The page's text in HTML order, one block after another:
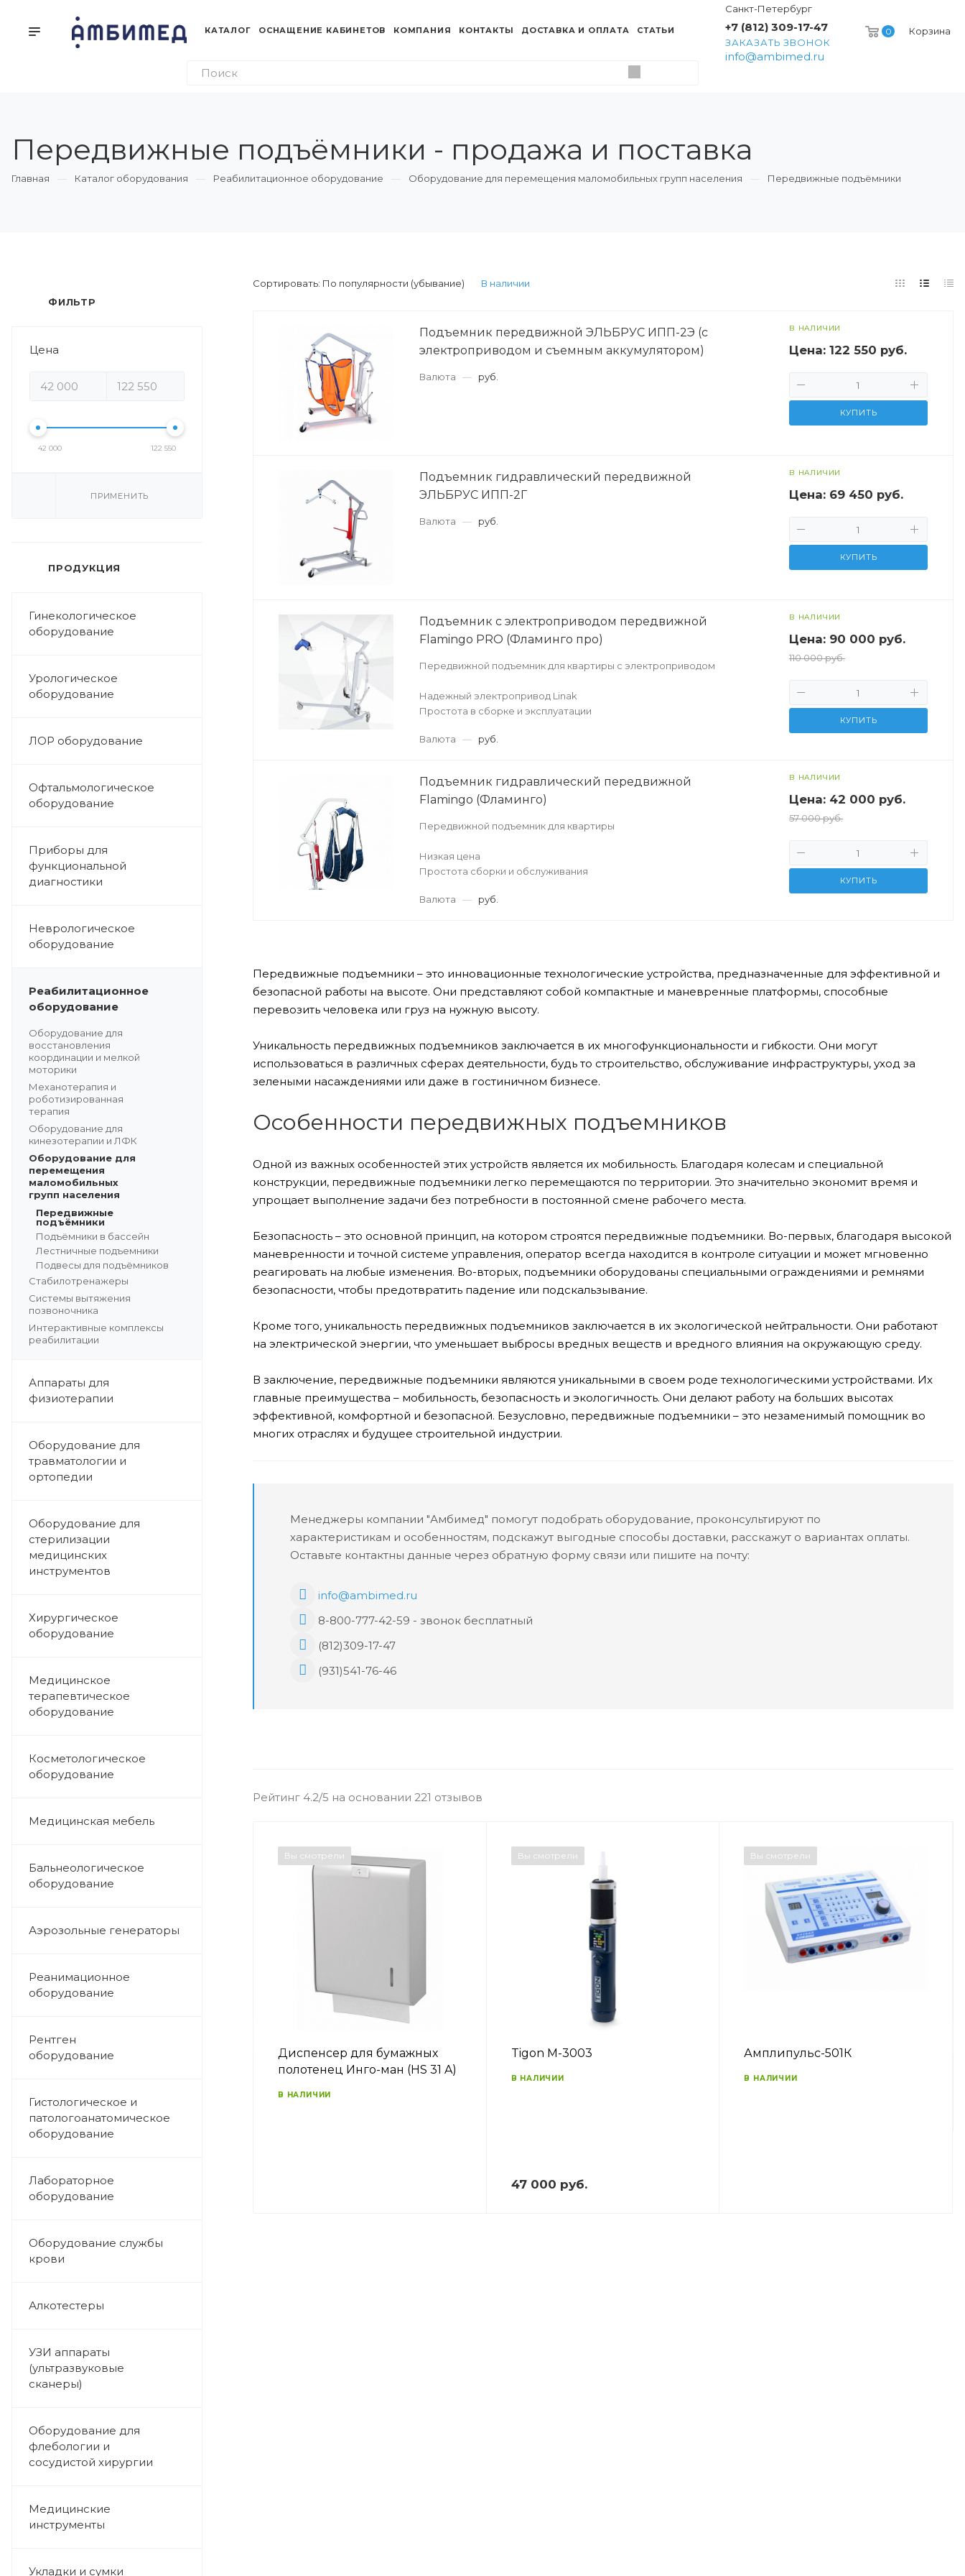
0 Корзина
Санкт-Петербург
+7 (812) 309-17-47
ЗАКАЗАТЬ ЗВОНОК
info@ambimed.ru
КАТАЛОГ ОСНАЩЕНИЕ КАБИНЕТОВ КОМПАНИЯ КОНТАКТЫ ДОСТАВКА И ОПЛАТА СТАТЬИ
Передвижные подъёмники - продажа и поставка
Главная Каталог оборудования Реабилитационное оборудование Оборудование для перемещения маломобильных групп населения Передвижные подъёмники
ФИЛЬТР
Цена
42 000 122 550
ПРИМЕНИТЬ
ПРОДУКЦИЯ
Гинекологическое
оборудование
Урологическое
оборудование
ЛОР оборудование
Офтальмологическое
оборудование
Приборы для
функциональной
диагностики
Неврологическое
оборудование
Реабилитационное
оборудование
Оборудование для
восстановления
координации и мелкой
моторики
Механотерапия и
роботизированная
терапия
Оборудование для
кинезотерапии и ЛФК
Оборудование для
перемещения
маломобильных
групп населения
Передвижные
подъёмники
Подъёмники в бассейн
Лестничные подъемники
Подвесы для подъёмников
Стабилотренажеры
Системы вытяжения
позвоночника
Интерактивные комплексы
реабилитации
Аппараты для
физиотерапии
Оборудование для
травматологии и
ортопедии
Оборудование для
стерилизации
медицинских
инструментов
Хирургическое
оборудование
Медицинское
терапевтическое
оборудование
Косметологическое
оборудование
Медицинская мебель
Бальнеологическое
оборудование
Аэрозольные генераторы
Реанимационное
оборудование
Рентген
оборудование
Гистологическое и
патологоанатомическое
оборудование
Лабораторное
оборудование
Оборудование службы
крови
Алкотестеры
УЗИ аппараты
(ультразвуковые
сканеры)
Оборудование для
флебологии и
сосудистой хирургии
Медицинские
инструменты
Укладки и сумки
Сортировать: По популярности (убывание) В наличии
Подъемник передвижной ЭЛЬБРУС ИПП-2Э (с
электроприводом и съемным аккумулятором)
Валюта — руб.
В НАЛИЧИИ
Цена: 122 550 руб.
КУПИТЬ
Подъемник гидравлический передвижной
ЭЛЬБРУС ИПП-2Г
Валюта — руб.
В НАЛИЧИИ
Цена: 69 450 руб.
КУПИТЬ
Подъемник с электроприводом передвижной
Flamingo PRO (Фламинго про)
Передвижной подъемник для квартиры с электроприводом
Надежный электропривод Linak
Простота в сборке и эксплуатации
Доставка по всей России
Валюта — руб.
В НАЛИЧИИ
Цена: 90 000 руб.
110 000 руб.
КУПИТЬ
Подъемник гидравлический передвижной
Flamingo (Фламинго)
Передвижной подъемник для квартиры
Низкая цена
Простота сборки и обслуживания
В наличии на складе
Валюта — руб.
В НАЛИЧИИ
Цена: 42 000 руб.
57 000 руб.
КУПИТЬ
Передвижные подъемники – это инновационные технологические устройства, предназначенные для эффективной и
безопасной работы на высоте. Они представляют собой компактные и маневренные платформы, способные
перевозить человека или груз на нужную высоту.
Уникальность передвижных подъемников заключается в их многофункциональности и гибкости. Они могут
использоваться в различных сферах деятельности, будь то строительство, обслуживание инфраструктуры, уход за
зелеными насаждениями или даже в гостиничном бизнесе.
Особенности передвижных подъемников
Одной из важных особенностей этих устройств является их мобильность. Благодаря колесам и специальной
конструкции, передвижные подъемники легко перемещаются по территории. Это значительно экономит время и
упрощает выполнение задачи без потребности в постоянной смене рабочего места.
Безопасность – это основной принцип, на котором строятся передвижные подъемники. Во-первых, благодаря высокой
маневренности и точной системе управления, оператор всегда находится в контроле ситуации и может мгновенно
реагировать на любые изменения. Во-вторых, подъемники оборудованы специальными ограждениями и ремнями
безопасности, чтобы предотвратить падение или подскальзывание.
Кроме того, уникальность передвижных подъемников заключается в их экологической нейтральности. Они работают
на электрической энергии, что уменьшает выбросы вредных веществ и вредного влияния на окружающую среду.
В заключение, передвижные подъемники являются уникальными в своем роде технологическими устройствами. Их
главные преимущества – мобильность, безопасность и экологичность. Они делают работу на больших высотах
эффективной, комфортной и безопасной. Безусловно, передвижные подъемники – это незаменимый помощник во
многих отраслях и будущее строительной индустрии.
Менеджеры компании "Амбимед" помогут подобрать оборудование, проконсультируют по
характеристикам и особенностям, подскажут выгодные способы доставки, расскажут о вариантах оплаты.
Оставьте контактны данные через обратную форму связи или пишите на почту:
info@ambimed.ru
8-800-777-42-59 - звонок бесплатный
(812)309-17-47
(931)541-76-46
Рейтинг 4.2/5 на основании 221 отзывов
Вы смотрели
Диспенсер для бумажных
полотенец Инго-ман (HS 31 A)
В НАЛИЧИИ
Вы смотрели
Tigon M-3003
В НАЛИЧИИ
47 000 руб.
Вы смотрели
Амплипульс-501К
В НАЛИЧИИ